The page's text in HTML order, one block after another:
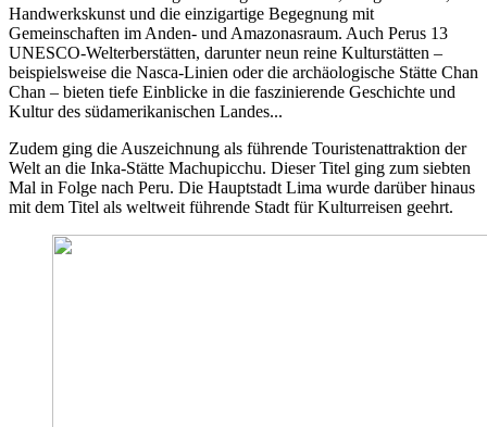
Handwerkskunst und die einzigartige Begegnung mit
Gemeinschaften im Anden- und Amazonasraum. Auch Perus 13
UNESCO-Welterberstätten, darunter neun reine Kulturstätten –
beispielsweise die Nasca-Linien oder die archäologische Stätte Chan
Chan – bieten tiefe Einblicke in die faszinierende Geschichte und
Kultur des südamerikanischen Landes...
Zudem ging die Auszeichnung als führende Touristenattraktion der
Welt an die Inka-Stätte Machupicchu. Dieser Titel ging zum siebten
Mal in Folge nach Peru. Die Hauptstadt Lima wurde darüber hinaus
mit dem Titel als weltweit führende Stadt für Kulturreisen geehrt.